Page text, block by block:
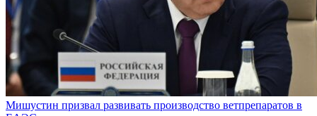
Мишустин призвал развивать производство ветпрепаратов в